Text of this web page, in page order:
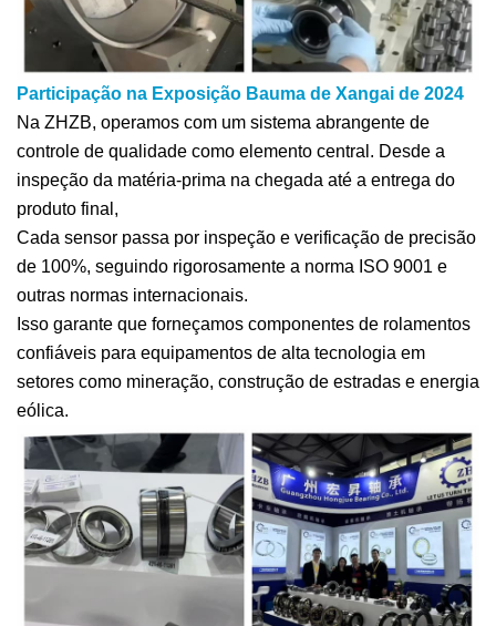
Participação na Exposição Bauma de Xangai de 2024
Na ZHZB, operamos com um sistema abrangente de
controle de qualidade como elemento central. Desde a
inspeção da matéria-prima na chegada até a entrega do
produto final,
Cada sensor passa por inspeção e verificação de precisão
de 100%, seguindo rigorosamente a norma ISO 9001 e
outras normas internacionais.
Isso garante que forneçamos componentes de rolamentos
confiáveis para equipamentos de alta tecnologia em
setores como mineração, construção de estradas e energia
eólica.